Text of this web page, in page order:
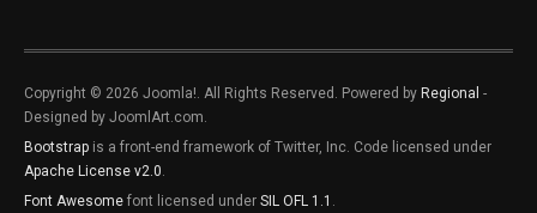
Copyright © 2026 Joomla!. All Rights Reserved. Powered by Regional -
Designed by JoomlArt.com.
Bootstrap is a front-end framework of Twitter, Inc. Code licensed under
Apache License v2.0
Font Awesome font licensed under SIL OFL 1.1